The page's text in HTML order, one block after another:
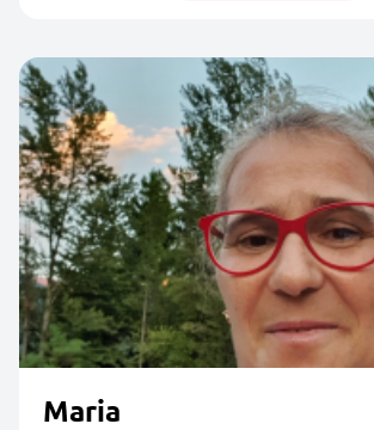
Maria